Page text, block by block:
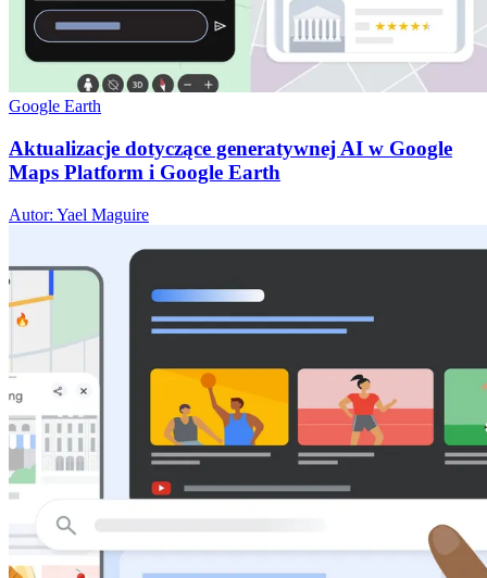
Google Earth
Aktualizacje dotyczące generatywnej AI w Google
Maps Platform i Google Earth
Autor: Yael Maguire